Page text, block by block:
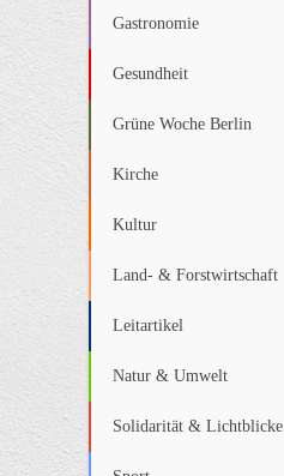
Gastronomie
Gesundheit
Grüne Woche Berlin
Kirche
Kultur
Land- & Forstwirtschaft
Leitartikel
Natur & Umwelt
Solidarität & Lichtblicke